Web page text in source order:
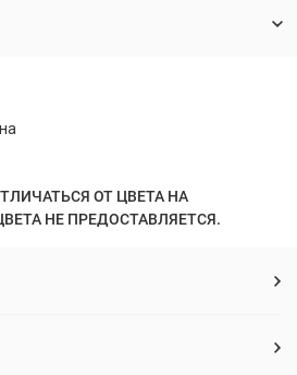
ОТ ЦВЕТА НА
НЕ ПРЕДОСТАВЛЯЕТСЯ.